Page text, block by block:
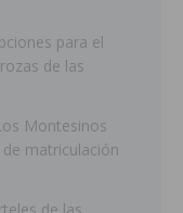
para el
de las
Montesinos
matriculación